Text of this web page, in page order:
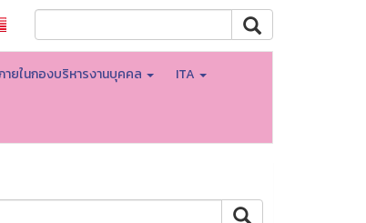
ายในกองบริหารงานบุคคล ITA